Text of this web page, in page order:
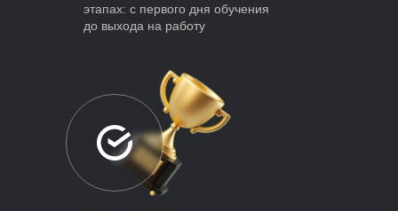
этапах: с первого дня обучения
до выхода на работу